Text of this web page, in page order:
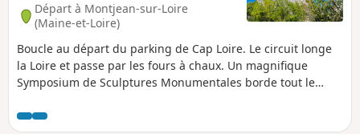
Départ à Montjean-sur-Loire
(Maine-et-Loire)
Boucle au départ du parking de Cap Loire. Le circuit longe
la Loire et passe par les fours à chaux. Un magnifique
Symposium de Sculptures Monumentales borde tout le